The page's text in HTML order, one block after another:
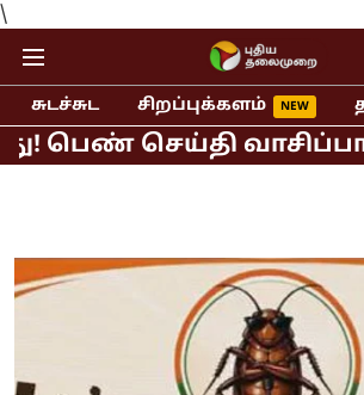
\
சுடச்சுட சிறப்புக்களம்
வாசிப்பாளர்